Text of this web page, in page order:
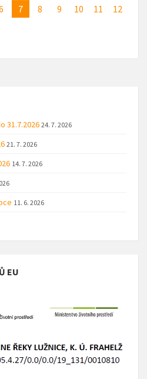
7 8 9 10 11 12
31.7.2026 24. 7. 2026
21. 7. 2026
14. 7. 2026
11. 6. 2026
EU